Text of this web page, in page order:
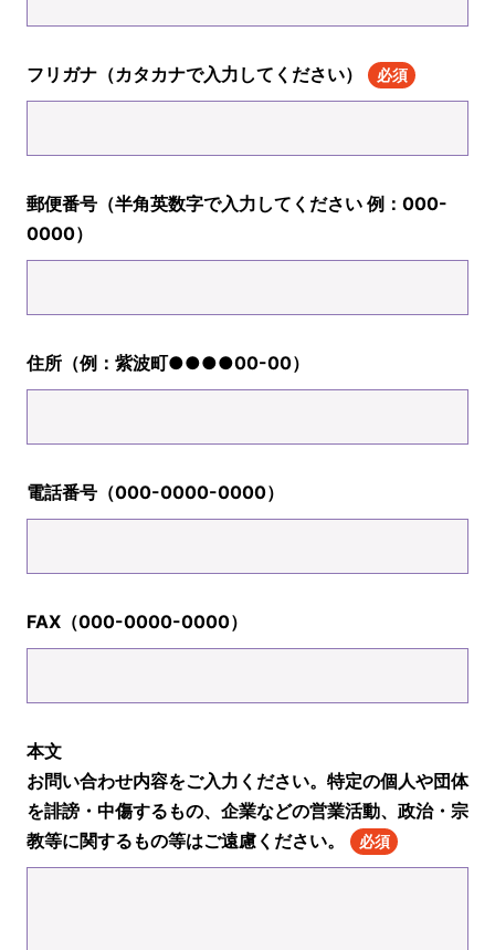
フリガナ（カタカナで入力してください） 必須
郵便番号（半角英数字で入力してください 例：000-
0000）
住所（例：紫波町●●●●00-00）
電話番号（000-0000-0000）
FAX（000-0000-0000）
本文
お問い合わせ内容をご入力ください。特定の個人や団体
を誹謗・中傷するもの、企業などの営業活動、政治・宗
教等に関するもの等はご遠慮ください。
必須